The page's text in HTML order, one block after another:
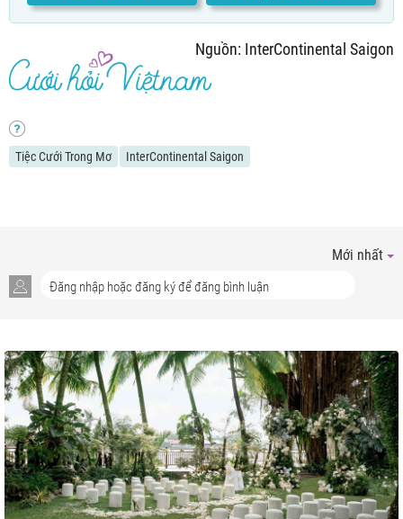
Nguồn: InterContinental Saigon
Tiệc Cưới Trong Mơ InterContinental Saigon
Mới nhất